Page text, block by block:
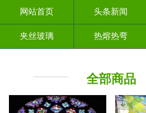
网站首页 头条新闻
夹丝玻璃 热熔热弯
其它玻璃
全部商品